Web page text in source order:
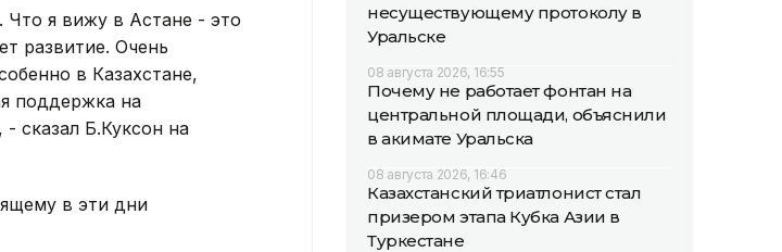
Что я вижу в Астане - это
развитие. Очень
в Казахстане,
поддержка на
сказал Б.Куксон на
в эти дни
несуществующему протоколу в
Уральске
08 августа 2026, 16:55
Почему не работает фонтан на
центральной площади, объяснили
в акимате Уральска
08 августа 2026, 16:46
Казахстанский триатлонист стал
призером этапа Кубка Азии в
Туркестане